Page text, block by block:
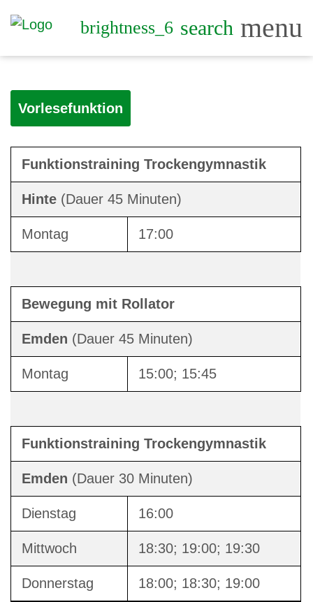
brightness_6 search menu
Vorlesefunktion
Funktionstraining Trockengymnastik
Hinte (Dauer 45 Minuten)
Montag 17:00
Bewegung mit Rollator
Emden (Dauer 45 Minuten)
Montag 15:00; 15:45
Funktionstraining Trockengymnastik
Emden (Dauer 30 Minuten)
Dienstag 16:00
Mittwoch 18:30; 19:00; 19:30
Donnerstag 18:00; 18:30; 19:00